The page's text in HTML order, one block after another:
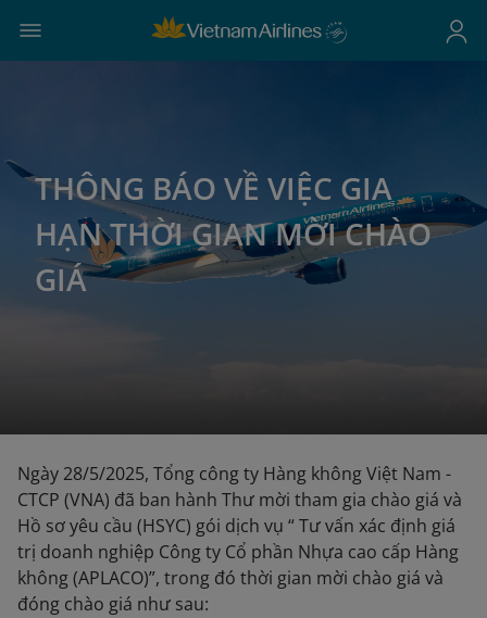
THÔNG BÁO VỀ VIỆC GIA
HẠN THỜI GIAN MỜI CHÀO
GIÁ
Ngày 28/5/2025, Tổng công ty Hàng không Việt Nam -
CTCP (VNA) đã ban hành Thư mời tham gia chào giá và
Hồ sơ yêu cầu (HSYC) gói dịch vụ “ Tư vấn xác định giá
trị doanh nghiệp Công ty Cổ phần Nhựa cao cấp Hàng
không (APLACO)”, trong đó thời gian mời chào giá và
đóng chào giá như sau: